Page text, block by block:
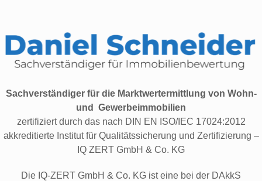
Sachverständiger für die Marktwertermittlung von Wohn-
und Gewerbeimmobilien
zertifiziert durch das nach DIN EN ISO/IEC 17024:2012
akkreditierte Institut für Qualitätssicherung und Zertifizierung –
IQ ZERT GmbH & Co. KG
Die IQ-ZERT GmbH & Co. KG ist eine bei der DAkkS